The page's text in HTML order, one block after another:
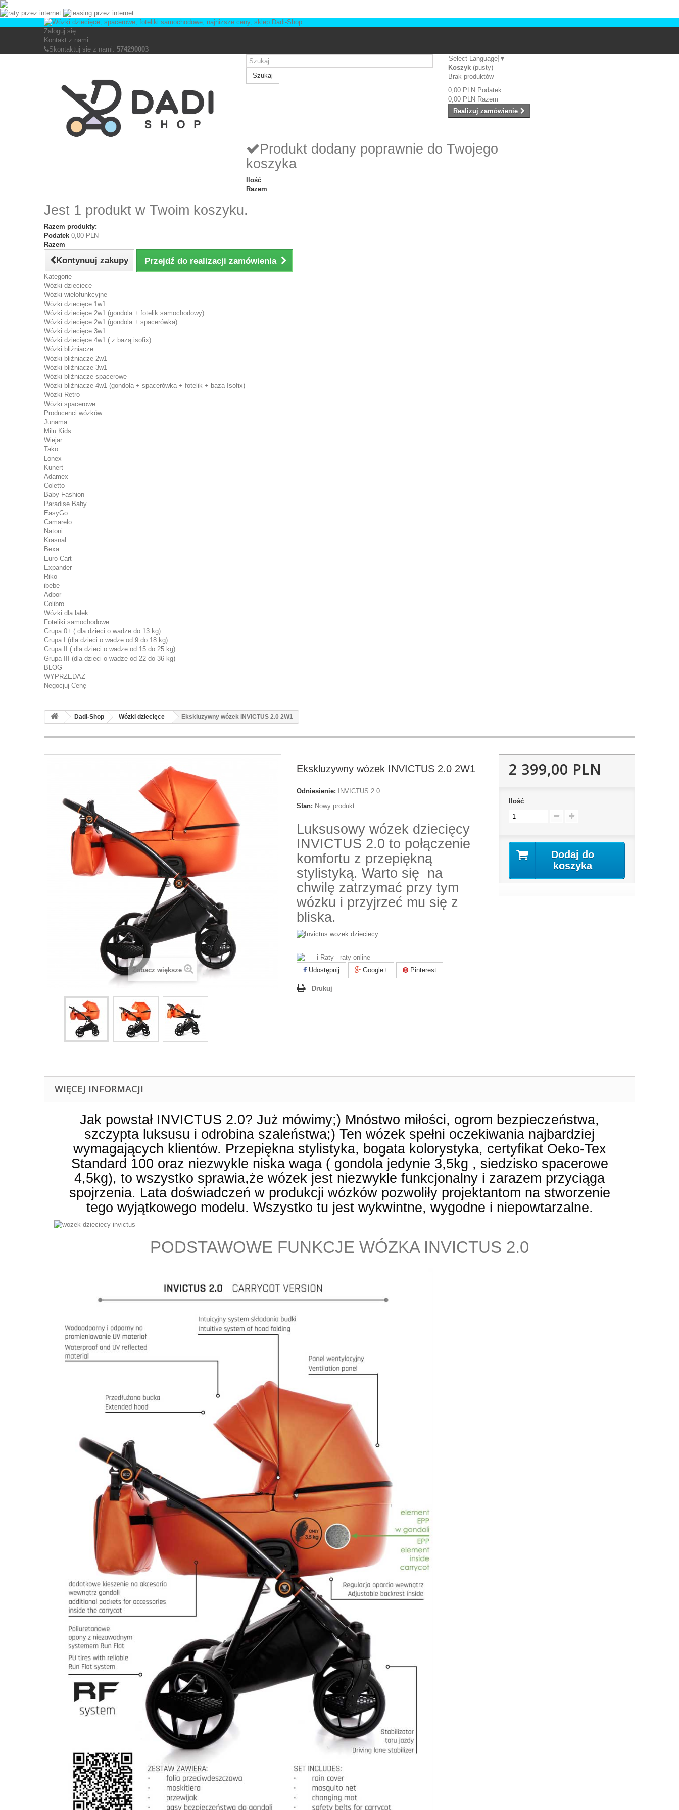
Zaloguj się
Kontakt z nami
Skontaktuj się z nami: 574290003
Szukaj
Select Language ▼
Koszyk (pusty)
Brak produktów
0,00 PLN Podatek
0,00 PLN Razem
Realizuj zamówienie
Produkt dodany poprawnie do Twojego
koszyka
Ilość
Razem
Jest 1 produkt w Twoim koszyku.
Razem produkty:
Podatek 0,00 PLN
Razem
Kontynuuj zakupy Przejdź do realizacji zamówienia
Kategorie
Wózki dziecięce
Wózki wielofunkcyjne
Wózki dziecięce 1w1
Wózki dziecięce 2w1 (gondola + fotelik samochodowy)
Wózki dziecięce 2w1 (gondola + spacerówka)
Wózki dziecięce 3w1
Wózki dziecięce 4w1 ( z bazą isofix)
Wózki bliźniacze
Wózki bliźniacze 2w1
Wózki bliźniacze 3w1
Wózki bliźniacze spacerowe
Wózki bliźniacze 4w1 (gondola + spacerówka + fotelik + baza Isofix)
Wózki Retro
Wózki spacerowe
Producenci wózków
Junama
Milu Kids
Wiejar
Tako
Lonex
Kunert
Adamex
Coletto
Baby Fashion
Paradise Baby
EasyGo
Camarelo
Natoni
Krasnal
Bexa
Euro Cart
Expander
Riko
ibebe
Adbor
Colibro
Wózki dla lalek
Foteliki samochodowe
Grupa 0+ ( dla dzieci o wadze do 13 kg)
Grupa I (dla dzieci o wadze od 9 do 18 kg)
Grupa II ( dla dzieci o wadze od 15 do 25 kg)
Grupa III (dla dzieci o wadze od 22 do 36 kg)
BLOG
WYPRZEDAŻ
Negocjuj Cenę
Dadi-Shop Wózki dziecięce Ekskluzywny wózek INVICTUS 2.0 2W1
Zobacz większe
Ekskluzywny wózek INVICTUS 2.0 2W1
Odniesienie:
INVICTUS 2.0
Stan: Nowy produkt
Luksusowy wózek dziecięcy
INVICTUS 2.0 to połączenie
komfortu z przepiękną
stylistyką. Warto się na
chwilę zatrzymać przy tym
wózku i przyjrzeć mu się z
bliska.
Udostępnij Google+ Pinterest
Drukuj
2 399,00 PLN
Ilość
Dodaj do
koszyka
WIĘCEJ INFORMACJI
Jak powstał INVICTUS 2.0? Już mówimy;) Mnóstwo miłości, ogrom bezpieczeństwa,
szczypta luksusu i odrobina szaleństwa;) Ten wózek spełni oczekiwania najbardziej
wymagających klientów. Przepiękna stylistyka, bogata kolorystyka, certyfikat Oeko-Tex
Standard 100 oraz niezwykle niska waga ( gondola jedynie 3,5kg , siedzisko spacerowe
4,5kg), to wszystko sprawia,że wózek jest niezwykle funkcjonalny i zarazem przyciąga
spojrzenia. Lata doświadczeń w produkcji wózków pozwoliły projektantom na stworzenie
tego wyjątkowego modelu. Wszystko tu jest wykwintne, wygodne i niepowtarzalne.
PODSTAWOWE FUNKCJE WÓZKA INVICTUS 2.0